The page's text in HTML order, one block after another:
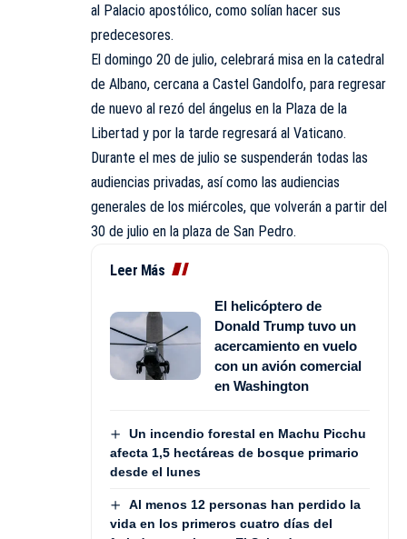
al Palacio apostólico, como solían hacer sus
predecesores.
El domingo 20 de julio, celebrará misa en la catedral
de Albano, cercana a Castel Gandolfo, para regresar
de nuevo al rezó del ángelus en la Plaza de la
Libertad y por la tarde regresará al Vaticano.
Durante el mes de julio se suspenderán todas las
audiencias privadas, así como las audiencias
generales de los miércoles, que volverán a partir del
30 de julio en la plaza de San Pedro.
Leer Más
El helicóptero de
Donald Trump tuvo un
acercamiento en vuelo
con un avión comercial
en Washington
Un incendio forestal en Machu Picchu
afecta 1,5 hectáreas de bosque primario
desde el lunes
Al menos 12 personas han perdido la
vida en los primeros cuatro días del